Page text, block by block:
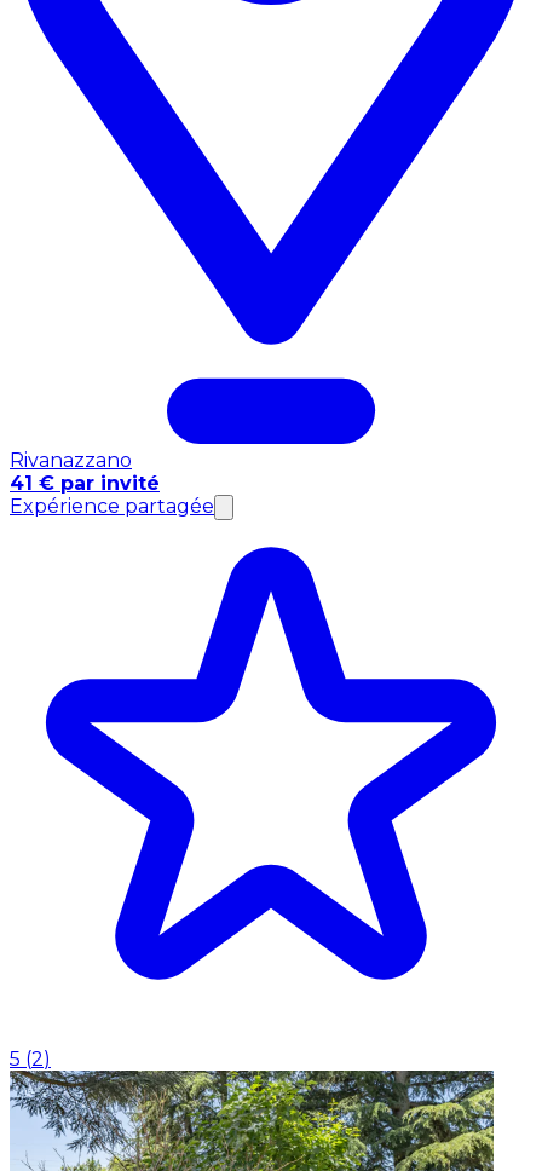
Rivanazzano
41 € par invité
Expérience partagée
5 (2)